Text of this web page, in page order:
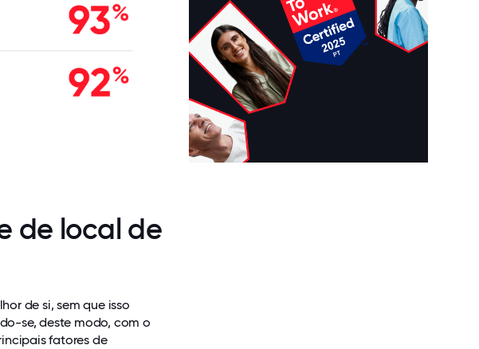
de local de
de si, sem que isso
se, deste modo, com o
fatores de